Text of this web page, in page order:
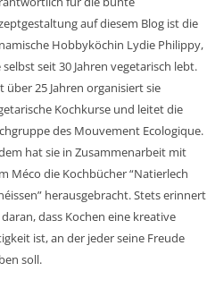
auf diesem Blog ist die
Hobbyköchin Lydie Philippy,
selbst seit 30 Jahren vegetarisch lebt.
über 25 Jahren organisiert sie
Kochkurse und leitet die
des Mouvement Ecologique.
hat sie in Zusammenarbeit mit
Méco die Kochbücher “Natierlech
herausgebracht. Stets erinnert
daran, dass Kochen eine kreative
ist, an der jeder seine Freude
soll.